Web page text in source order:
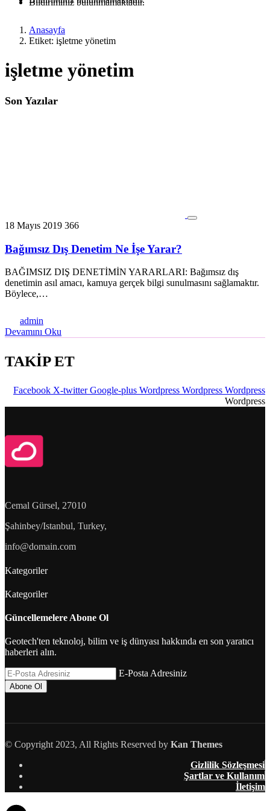
Bildiriminiz bulunmamaktadır.
Anasayfa
Etiket: işletme yönetim
işletme yönetim
Son Yazılar
18 Mayıs 2019 366
Bağımsız Dış Denetim Ne İşe Yarar?
BAĞIMSIZ DIŞ DENETİMİN YARARLARI: Bağımsız dış
denetimin asıl amacı, kamuya gerçek bilgi sunulmasını sağlamaktır.
Böylece,…
admin
Devamını Oku
TAKİP ET
Facebook X-twitter Google-plus Wordpress Wordpress Wordpress
Wordpress
Cemal Gürsel, 27010
Şahinbey/Istanbul, Turkey,
info@domain.com
Kategoriler
Kategoriler
Güncellemelere Abone Ol
Geotech'ten teknoloj, bilim ve iş dünyası hakkında en son yaratıcı
haberleri alın.
E-Posta Adresiniz
© Copyright 2023, All Rights Reserved by Kan Themes
Gizlilik Sözleşmesi
Şartlar ve Kullanım
İletişim